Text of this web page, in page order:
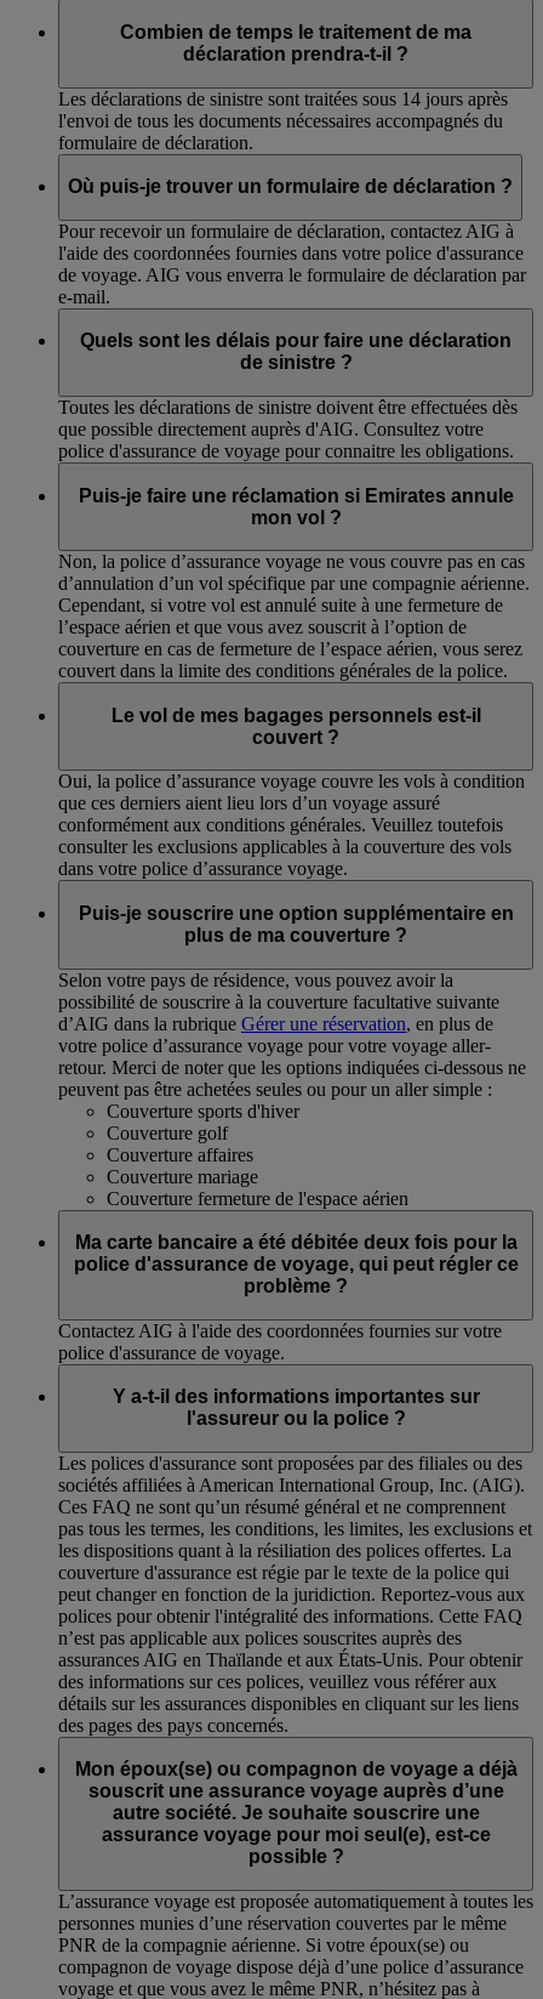
Combien de temps le traitement de ma
déclaration prendra-t-il ?
Les déclarations de sinistre sont traitées sous 14 jours après
l'envoi de tous les documents nécessaires accompagnés du
formulaire de déclaration.
Où puis-je trouver un formulaire de déclaration ?
Pour recevoir un formulaire de déclaration, contactez AIG à
l'aide des coordonnées fournies dans votre police d'assurance
de voyage. AIG vous enverra le formulaire de déclaration par
e-mail.
Quels sont les délais pour faire une déclaration
de sinistre ?
Toutes les déclarations de sinistre doivent être effectuées dès
que possible directement auprès d'AIG. Consultez votre
police d'assurance de voyage pour connaitre les obligations.
Puis-je faire une réclamation si Emirates annule
mon vol ?
Non, la police d’assurance voyage ne vous couvre pas en cas
d’annulation d’un vol spécifique par une compagnie aérienne.
Cependant, si votre vol est annulé suite à une fermeture de
l’espace aérien et que vous avez souscrit à l’option de
couverture en cas de fermeture de l’espace aérien, vous serez
couvert dans la limite des conditions générales de la police.
Le vol de mes bagages personnels est-il
couvert ?
Oui, la police d’assurance voyage couvre les vols à condition
que ces derniers aient lieu lors d’un voyage assuré
conformément aux conditions générales. Veuillez toutefois
consulter les exclusions applicables à la couverture des vols
dans votre police d’assurance voyage.
Puis-je souscrire une option supplémentaire en
plus de ma couverture ?
Selon votre pays de résidence, vous pouvez avoir la
possibilité de souscrire à la couverture facultative suivante
d’AIG dans la rubrique Gérer une réservation, en plus de
votre police d’assurance voyage pour votre voyage aller-
retour. Merci de noter que les options indiquées ci-dessous ne
peuvent pas être achetées seules ou pour un aller simple :
Couverture sports d'hiver
Couverture golf
Couverture affaires
Couverture mariage
Couverture fermeture de l'espace aérien
Ma carte bancaire a été débitée deux fois pour la
police d'assurance de voyage, qui peut régler ce
problème ?
Contactez AIG à l'aide des coordonnées fournies sur votre
police d'assurance de voyage.
Y a-t-il des informations importantes sur
l'assureur ou la police ?
Les polices d'assurance sont proposées par des filiales ou des
sociétés affiliées à American International Group, Inc. (AIG).
Ces FAQ ne sont qu’un résumé général et ne comprennent
pas tous les termes, les conditions, les limites, les exclusions et
les dispositions quant à la résiliation des polices offertes. La
couverture d'assurance est régie par le texte de la police qui
peut changer en fonction de la juridiction. Reportez-vous aux
polices pour obtenir l'intégralité des informations. Cette FAQ
n’est pas applicable aux polices souscrites auprès des
assurances AIG en Thaïlande et aux États-Unis. Pour obtenir
des informations sur ces polices, veuillez vous référer aux
détails sur les assurances disponibles en cliquant sur les liens
des pages des pays concernés.
Mon époux(se) ou compagnon de voyage a déjà
souscrit une assurance voyage auprès d’une
autre société. Je souhaite souscrire une
assurance voyage pour moi seul(e), est-ce
possible ?
L’assurance voyage est proposée automatiquement à toutes les
personnes munies d’une réservation couvertes par le même
PNR de la compagnie aérienne. Si votre époux(se) ou
compagnon de voyage dispose déjà d’une police d’assurance
voyage et que vous avez le même PNR, n’hésitez pas à